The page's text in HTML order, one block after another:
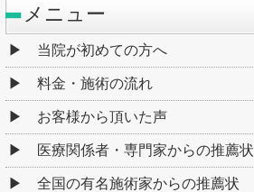
メニュー
当院が初めての方へ
料金・施術の流れ
お客様から頂いた声
医療関係者・専門家からの推薦状
全国の有名施術家からの推薦状